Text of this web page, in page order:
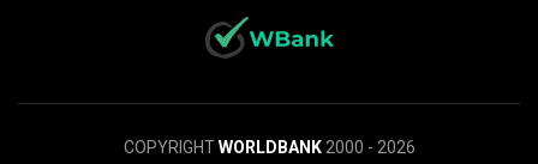
COPYRIGHTWORLDBANK2000 - 2026